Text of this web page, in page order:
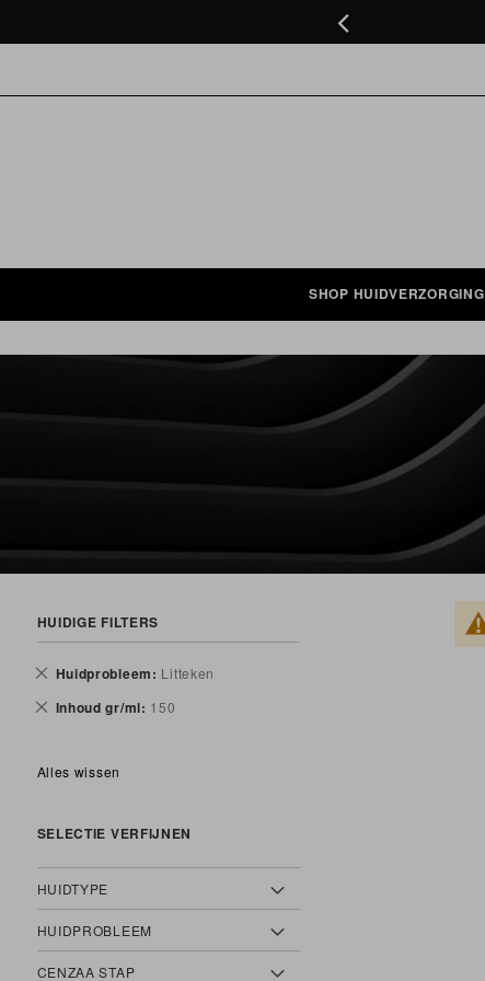
DE
SHOP HUIDVERZORGING
HUIDIGE FILTERS
Huidprobleem Litteken
Verwijder
artikel
Inhoud gr/ml 150
Verwijder
Alles wissen
SELECTIE VERFIJNEN
HUIDTYPE
HUIDPROBLEEM
CENZAA STAP